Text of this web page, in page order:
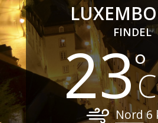
FINDEL
23
Nord6